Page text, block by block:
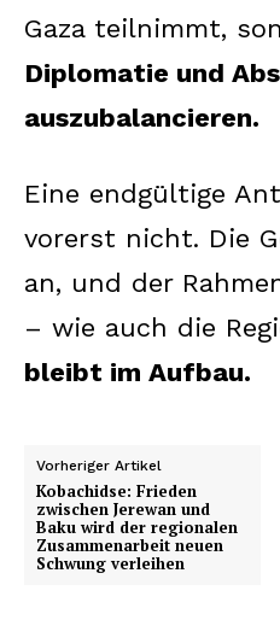
Gaza teilnimmt,
Diplomatie und
auszubalancieren.
Eine endgültige
vorerst nicht. Die
an, und der
– wie auch die
bleibt im Aufbau.
Vorheriger Artikel
Kobachidse: Frieden
zwischen Jerewan und
Baku wird der regionalen
Zusammenarbeit neuen
Schwung verleihen